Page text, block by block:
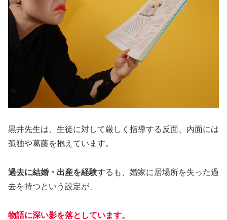
黒井先生は、生徒に対して厳しく指導する反面、内面には
孤独や葛藤を抱えています。
過去に結婚・出産を経験するも、婚家に居場所を失った過
去を持つという設定が、
物語に深い影を落としています。